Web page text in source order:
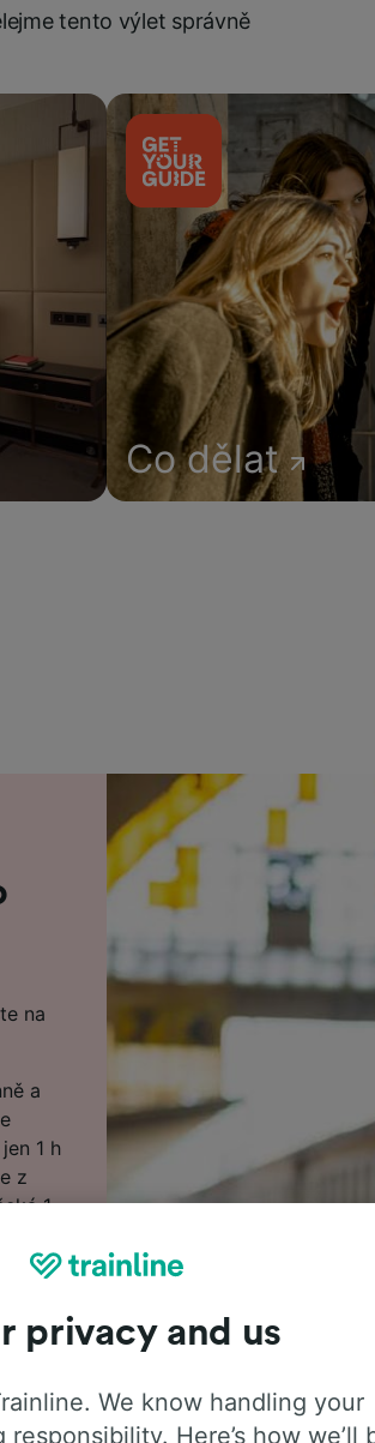
tento výlet správně
Co dělat
na
a
1 h
z
1
privacy and us
We know handling your
Here’s how we’ll